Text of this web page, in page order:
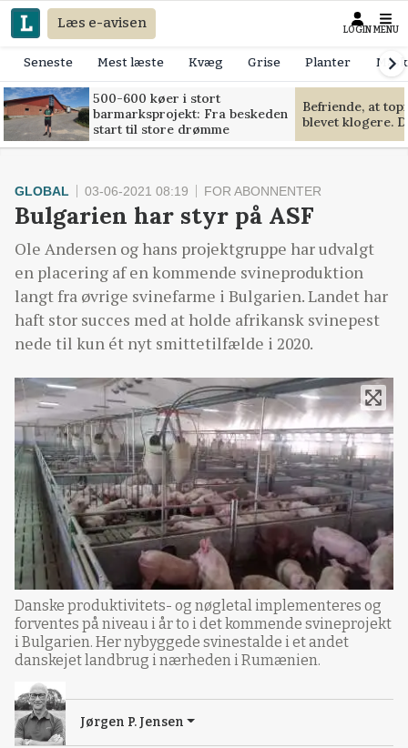
Læs e-avisen LOGIN MENU
Seneste Mest læste Kvæg Grise Planter
500-600 køer i stort
barmarksprojekt: Fra beskeden
start til store drømme
Befriende, at
blevet klogere.
GLOBAL 03-06-2021 08:19 FOR ABONNENTER
Bulgarien har styr på ASF
Ole Andersen og hans projektgruppe har udvalgt
en placering af en kommende svineproduktion
langt fra øvrige svinefarme i Bulgarien. Landet har
haft stor succes med at holde afrikansk svinepest
nede til kun ét nyt smittetilfælde i 2020.
Danske produktivitets- og nøgletal implementeres og
forventes på niveau i år to i det kommende svineprojekt
i Bulgarien. Her nybyggede svinestalde i et andet
danskejet landbrug i nærheden i Rumænien.
Jørgen P. Jensen